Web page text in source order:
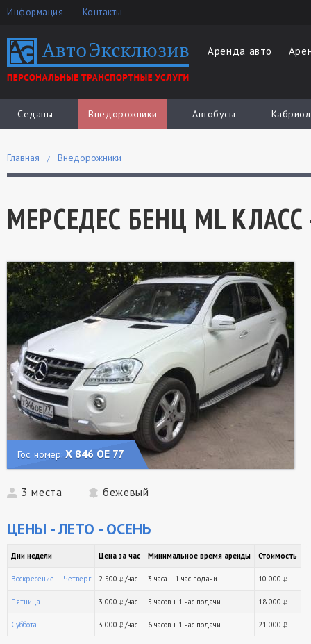
Информация Контакты
Аренда авто
Седаны Внедорожники Автобусы
Главная Внедорожники
МЕРСЕДЕС БЕНЦ ML
Гос. номер:Х 846 ОЕ 77
3 места бежевый
ЦЕНЫ - ЛЕТО - ОСЕНЬ
Дни недели Цена за час Минимальное время аренды Стоимость
Воскресение — Четверг 2 500 руб.
/час 3 часа + 1 час подачи 10 000
Пятница 3 000 руб.
/час 5 часов + 1 час подачи 18 000
Суббота 3 000 руб.
/час 6 часов + 1 час подачи 21 000